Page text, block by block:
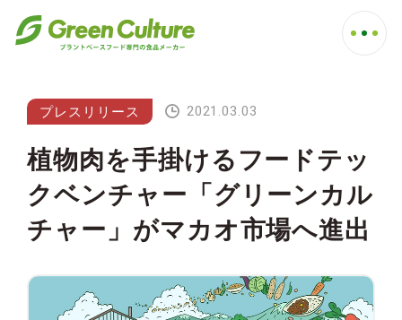
プレスリリース 2021.03.03
植物肉を手掛けるフードテッ
クベンチャー「グリーンカル
チャー」がマカオ市場へ進出